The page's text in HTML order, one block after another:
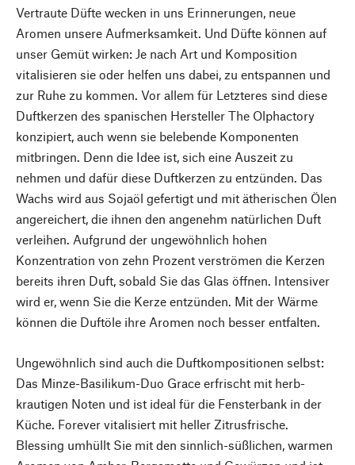
Vertraute Düfte wecken in uns Erinnerungen, neue
Aromen unsere Aufmerksamkeit. Und Düfte können auf
unser Gemüt wirken: Je nach Art und Komposition
vitalisieren sie oder helfen uns dabei, zu entspannen und
zur Ruhe zu kommen. Vor allem für Letzteres sind diese
Duftkerzen des spanischen Hersteller The Olphactory
konzipiert, auch wenn sie belebende Komponenten
mitbringen. Denn die Idee ist, sich eine Auszeit zu
nehmen und dafür diese Duftkerzen zu entzünden. Das
Wachs wird aus Sojaöl gefertigt und mit ätherischen Ölen
angereichert, die ihnen den angenehm natürlichen Duft
verleihen. Aufgrund der ungewöhnlich hohen
Konzentration von zehn Prozent verströmen die Kerzen
bereits ihren Duft, sobald Sie das Glas öffnen. Intensiver
wird er, wenn Sie die Kerze entzünden. Mit der Wärme
können die Duftöle ihre Aromen noch besser entfalten.
Ungewöhnlich sind auch die Duftkompositionen selbst:
Das Minze-Basilikum-Duo Grace erfrischt mit herb-
krautigen Noten und ist ideal für die Fensterbank in der
Küche. Forever vitalisiert mit heller Zitrusfrische.
Blessing umhüllt Sie mit den sinnlich-süßlichen, warmen